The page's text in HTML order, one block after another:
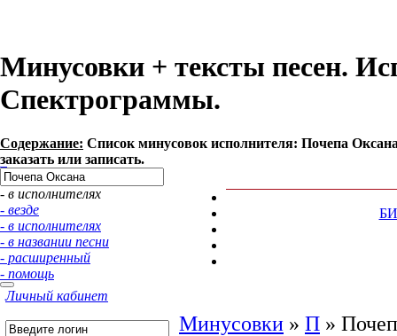
Минусовки + тексты песен.
Спектрограммы.
Содержание: Список минусовок исполнителя: Почепа
заказать или записать.
- в исполнителях
- везде
- в исполнителях
- в названии песни
- расширенный
- помощь
Личный кабинет
Минусовки » П »